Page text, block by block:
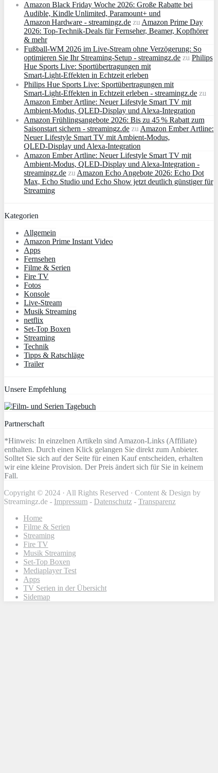
Amazon Black Friday Woche 2026: Große Rabatte bei
Audible, Kindle Unlimited, Paramount+ und
Amazon Hardware - streamingz.de zuAmazon Prime Day
2026: Top-Technik-Deals für Fernseher, Beamer, Kopfhörer
& mehr
Fußball-WM 2026 im Live-Stream ohne Verzögerung: So
optimieren Sie Ihr Streaming-Setup - streamingz.de zu Philips
Hue Sports Live: Sportübertragungen mit
Smart‑Light‑Effekten in Echtzeit erleben
Philips Hue Sports Live: Sportübertragungen mit
Smart‑Light‑Effekten in Echtzeit erleben - streamingz.de zu
Amazon Ember Artline: Neuer Lifestyle Smart TV mit
Ambient‑Modus, QLED‑Display und Alexa‑Integration
Amazon Frühlingsangebote 2026: Bis zu 45 % Rabatt zum
Saisonstart sichern - streamingz.de zuAmazon Ember Artline:
Neuer Lifestyle Smart TV mit Ambient‑Modus,
QLED‑Display und Alexa‑Integration
Amazon Ember Artline: Neuer Lifestyle Smart TV mit
Ambient‑Modus, QLED‑Display und Alexa‑Integration -
streamingz.de zuAmazon Echo Angebote 2026: Echo Dot
Max, Echo Studio und Echo Show jetzt deutlich günstiger für
Streaming
Kategorien
Allgemein
Amazon Prime Instant Video
Apps
Fernsehen
Filme & Serien
Fire TV
Fotos
Konsole
Live-Stream
Musik Streaming
netflix
Set-Top Boxen
Streaming
Technik
Tipps & Ratschläge
Trailer
Unsere Empfehlung
Partnerschaft
*Hinweis: In einzelnen Artikeln sind Amazon-Links (Affiliate)
enthalten. Durch einen Klick gelangen Sie direkt zum Anbieter.
Solltet Sie sich auf der Seite für einen Kauf entscheiden, erhalten
wir eine kleine Provision. Der Preis ändert sich für Sie in keinem
Fall.
Copyright © 2024 · All Rights Reserved · Content & Design by
Streamingz.de - Impressum - Datenschutz - Transparenz
Home
Filme & Serien
Streaming
Fire TV
Musik Streaming
Set-Top Boxen
Mediaplayer Test
Apps
TV Serien in der Übersicht
Sidemap